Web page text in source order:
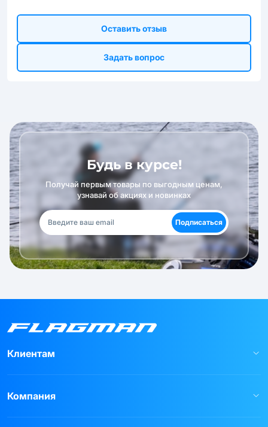
Оставить отзыв
Задать вопрос
Будь в курсе!
Получай первым товары по выгодным ценам,
узнавай об акциях и новинках
Подписаться
Клиентам
Компания